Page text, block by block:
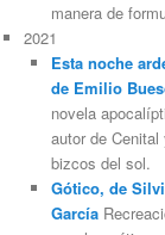
manera de
2021
Esta noche
de Emilio
novela
autor de
bizcos del sol.
Gótico, de
García